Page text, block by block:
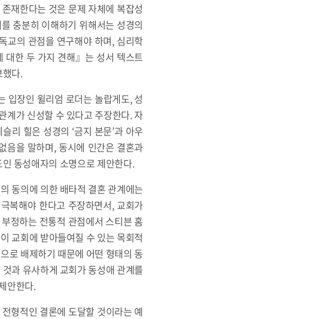
재한다는 것은 문제 자체에 복잡성
충분히 이해하기 위해서는 성경의
교의 관점을 연구해야 하며, 심리학
대한 두 가지 견해』는 성서 텍스트
다.
입장인 윌리엄 로더는 놀랍게도, 성
계가 신성할 수 있다고 주장한다. 자
리 힐은 성경의 ‘금지 본문’과 아우
음을 말하며, 동시에 인간은 결혼과
동성애자의 소명으로 제안한다.
동의에 의한 배타적 결혼 관계에는
복해야 한다고 주장하면서, 교회가
정하는 전통적 관점에서 스티븐 홈
교회에 받아들여질 수 있는 목회적
로 배제하기 때문에 어떤 형태의 동
과 유사하게 교회가 동성애 관계를
안한다.
형적인 결론에 도달할 것이라는 예